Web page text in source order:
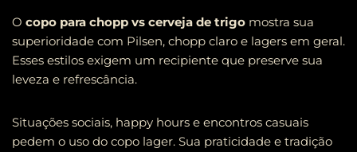
O copo para chopp vs cerveja de trigo mostra sua
superioridade com Pilsen, chopp claro e lagers em geral.
Esses estilos exigem um recipiente que preserve sua
leveza e refrescância.
Situações sociais, happy hours e encontros casuais
pedem o uso do copo lager. Sua praticidade e tradição